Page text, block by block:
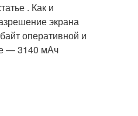
. Как и
экрана
оперативной и
— 3140 мАч